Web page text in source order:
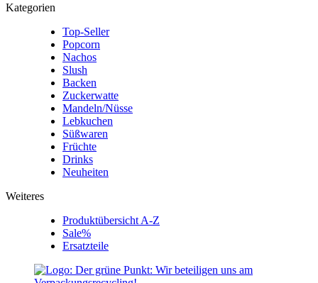
Kategorien
Top-Seller
Popcorn
Nachos
Slush
Backen
Zuckerwatte
Mandeln/Nüsse
Lebkuchen
Süßwaren
Früchte
Drinks
Neuheiten
Weiteres
Produktübersicht A-Z
Sale%
Ersatzteile